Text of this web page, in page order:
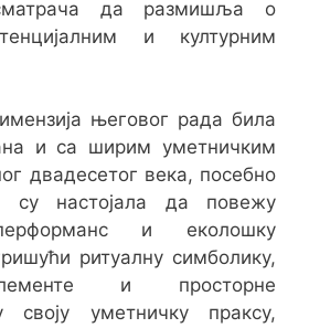
да размишља о
и културним
његовог рада била
и са ширим уметничким
двадесетог века, посебно
су настојала да повежу
и еколошку
ритуалну симболику,
и просторне
своју уметничку праксу,